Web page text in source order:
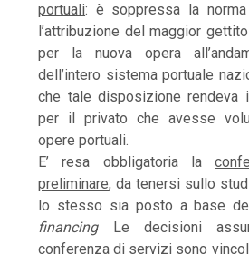
portuali: è soppressa la norma
l’attribuzione del maggior
per la nuova opera
dell’intero sistema portuale
che tale disposizione rendeva
per il privato che avesse
opere portuali.
E’ resa obbligatoria la
preliminare, da tenersi sullo
lo stesso sia posto a base
financingLe decisioni
conferenza di servizi sono